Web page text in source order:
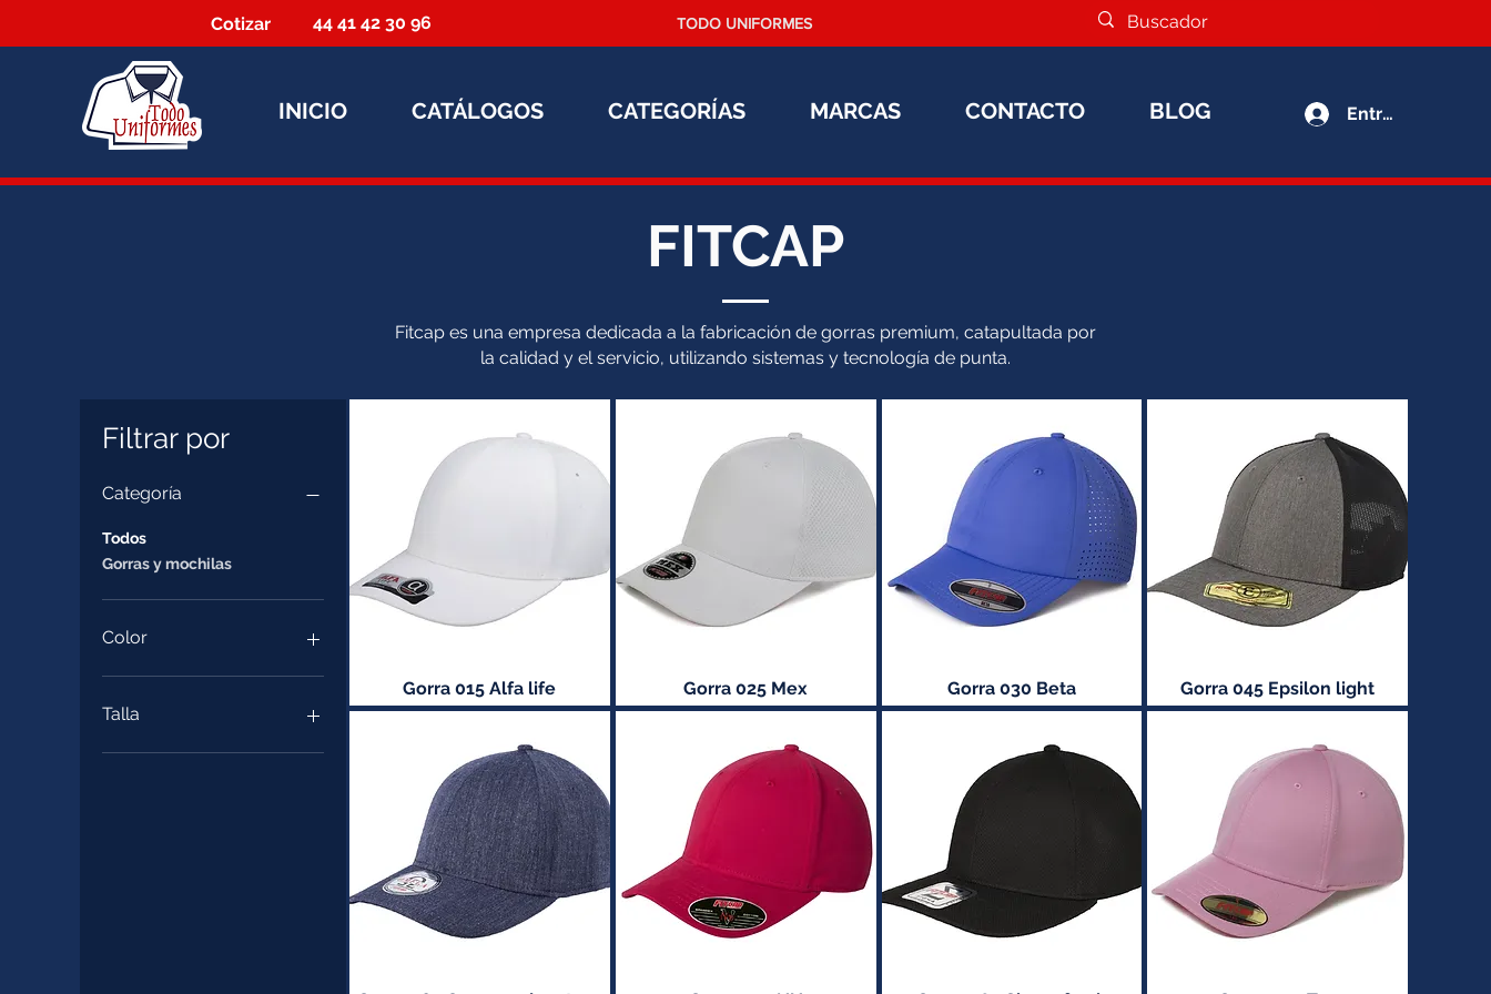
Cotizar 44 41 42 30 96 TODO UNIFORMES
INICIO CATÁLOGOS CATEGORÍAS MARCAS CONTACTO BLOG Entrar
FITCAP
Fitcap es una empresa dedicada a la fabricación de gorras premium, catapultada por
la calidad y el servicio, utilizando sistemas y tecnología de punta.
Filtrar por
Categoría
Todos
Gorras y mochilas
Color
Talla
Gorra 015 Alfa life Gorra 025 Mex Gorra 030 Beta Gorra 045 Epsilon light